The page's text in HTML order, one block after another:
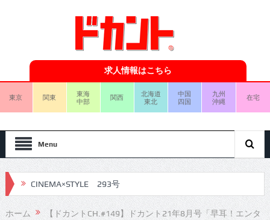
求人情報はこちら
東京 関東
東海
中部
関西
北海道
東北
中国
四国
九州
沖縄
在宅
Menu
CINEMA×STYLE 293号
CINEMA×STYLE 292号
ホーム
【ドカントCH.#149】ドカント21年8月号「早耳！エンタ